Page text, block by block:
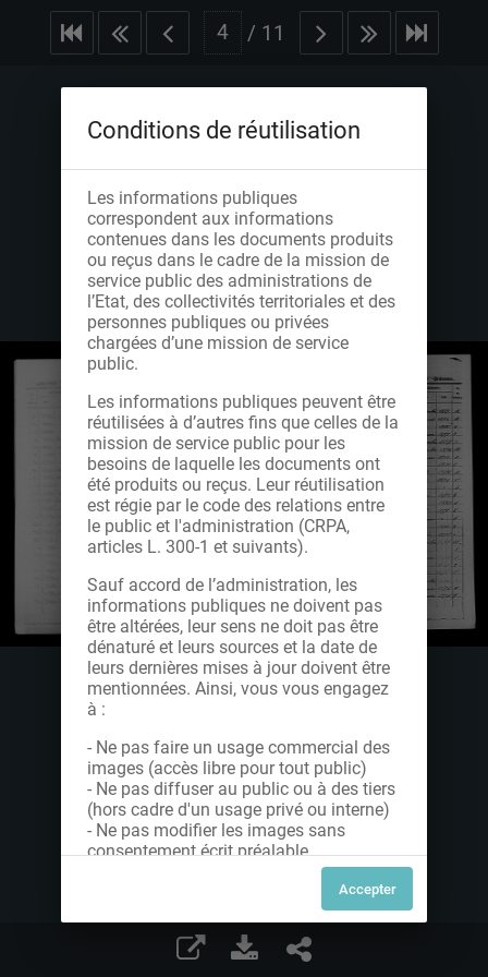
/ 11
Conditions de réutilisation
Les informations publiques
correspondent aux informations
contenues dans les documents produits
ou reçus dans le cadre de la mission de
service public des administrations de
l’Etat, des collectivités territoriales et des
personnes publiques ou privées
chargées d’une mission de service
public.
Les informations publiques peuvent être
réutilisées à d’autres fins que celles de la
mission de service public pour les
besoins de laquelle les documents ont
été produits ou reçus. Leur réutilisation
est régie par le code des relations entre
le public et l'administration (CRPA,
articles L. 300-1 et suivants).
Sauf accord de l’administration, les
informations publiques ne doivent pas
être altérées, leur sens ne doit pas être
dénaturé et leurs sources et la date de
leurs dernières mises à jour doivent être
mentionnées. Ainsi, vous vous engagez
à :
- Ne pas faire un usage commercial des
images (accès libre pour tout public)
- Ne pas diffuser au public ou à des tiers
(hors cadre d'un usage privé ou interne)
- Ne pas modifier les images sans
consentement écrit préalable
Dans le cas contraire, nous vous invitons
à nous contacter afin de solliciter le type
de Licence souhaitée parmi celles
proposées et le cas échéant, acquitter